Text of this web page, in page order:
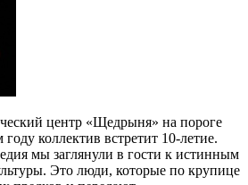
центр «Щедрыня» на пороге
коллектив встретит 10-летие.
мы заглянули в гости к истинным
Это люди, которые по крупице